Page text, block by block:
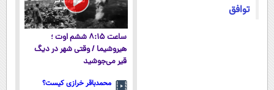
توافق
ساعت ۸:۱۵ ششم اوت ؛
هیروشیما / وقتی شهر در دیگ
قیر می‌جوشید
محمدباقر خرازی کیست؟